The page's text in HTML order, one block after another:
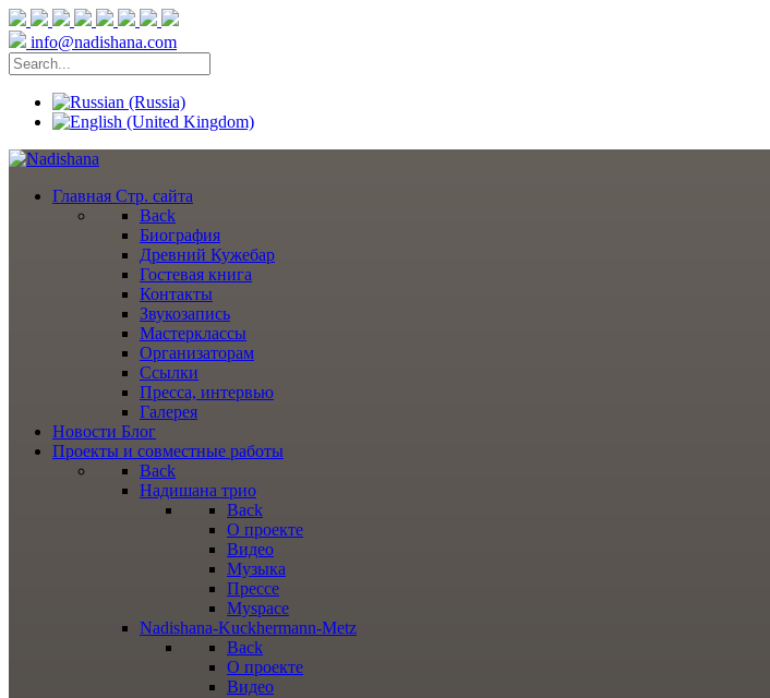
info@nadishana.com
Главная Стр. сайта
Back
Биография
Древний Кужебар
Гостевая книга
Контакты
Звукозапись
Мастерклассы
Организаторам
Ссылки
Пресса, интервью
Галерея
Новости Блог
Проекты и совместные работы
Back
Надишана трио
Back
О проекте
Видео
Музыка
Прессе
Myspace
Nadishana-Kuckhermann-Metz
Back
О проекте
Видео